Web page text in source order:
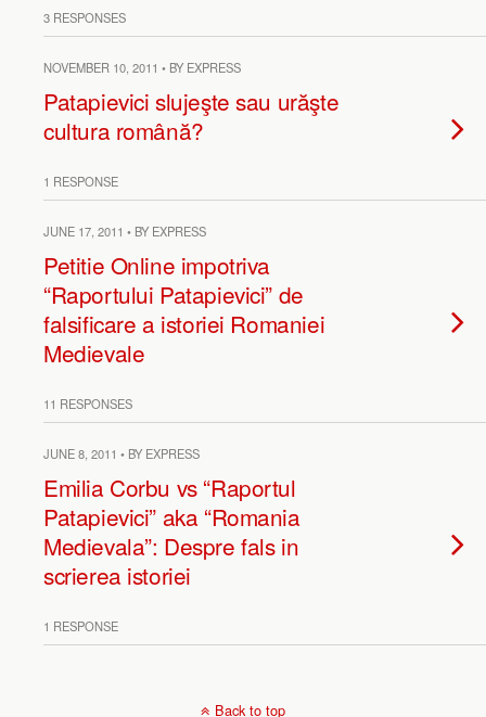
3 RESPONSES
NOVEMBER 10, 2011 • BY EXPRESS
Patapievici slujeşte sau urăşte
cultura română?
1 RESPONSE
JUNE 17, 2011 • BY EXPRESS
Petitie Online impotriva
“Raportului Patapievici” de
falsificare a istoriei Romaniei
Medievale
11 RESPONSES
JUNE 8, 2011 • BY EXPRESS
Emilia Corbu vs “Raportul
Patapievici” aka “Romania
Medievala”: Despre fals in
scrierea istoriei
1 RESPONSE
Back to top